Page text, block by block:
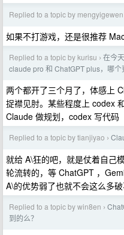
Replied to a topic by
如果不打游戏，还是很推荐
Replied to a topic by kurisu › 在今
claude pro 和 ChatGPT plus，哪个
两个都开了三个月了，体感上
捉襟见肘。某些程度上 codex
Claude 做规划，codex 写代码
Replied to a topic by tianjiyao ›
就给 A\狂的吧，就是仗着自己
轮流转的，等 ChatGPT ，
A\的优势弱了也就不会这么多
Replied to a topic by win8en ›
到的么？